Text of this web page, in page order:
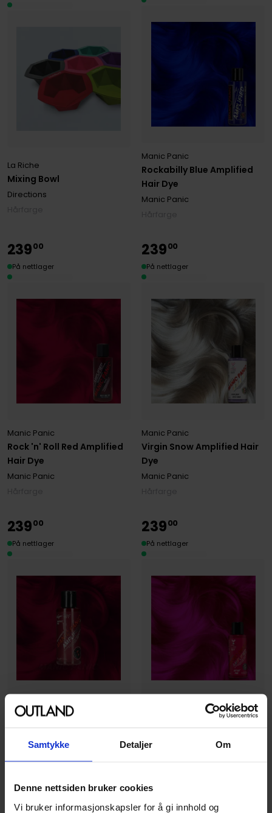
Samtykke Detaljer Om
Denne nettsiden bruker cookies
Vi bruker informasjonskapsler for å gi innhold og
Mixing Bowl
La Riche
Directions
Rockabilly Blue Amplified
Hair Dye
Manic Panic
Manic Panic
Rock 'n' Roll Red Amplified
Hair Dye
Manic Panic
Manic Panic
23900
På nettlager
Virgin Snow Amplified Hair
Dye
Manic Panic
Manic Panic
23900
På nettlager
Manic Panic
Manic Panic
23900
På nettlager
Manic Panic
23900
På nettlager
239 239